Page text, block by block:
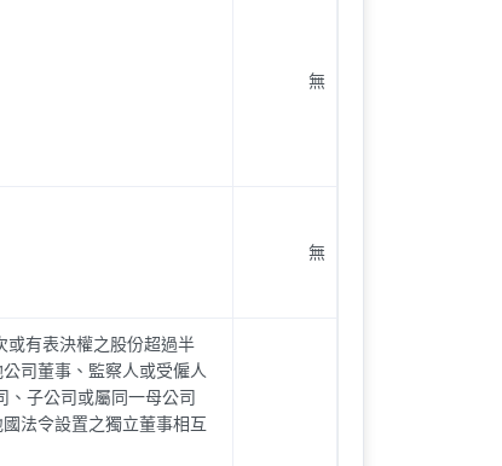
無
無
或有表決權之股份超過半
司董事、監察人或受僱人
、子公司或屬同一母公司
法令設置之獨立董事相互